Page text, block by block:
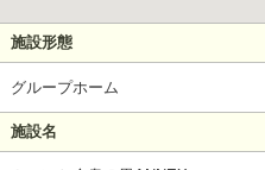
施設形態
グループホーム
施設名